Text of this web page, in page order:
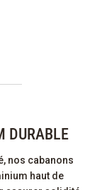
DURABLE
nos cabanons
haut de